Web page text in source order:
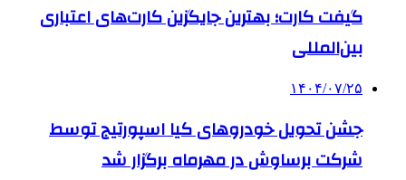
گیفت کارت؛ بهترین جایگزین کارت‌های اعتباری
بین‌المللی
۱۴۰۴/۰۷/۲۵
جشن تحویل خودروهای کیا اسپورتیج توسط
شرکت برساوش در مهرماه برگزار شد